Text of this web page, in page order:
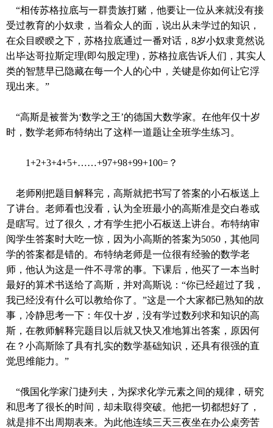
“相传苏格拉底与一群贵族打赌，他要让一位从来就没有接
受过教育的小奴隶，当着众人的面，说出从未学过的知识，
在众目睽睽之下，苏格拉底通过一番对话， 8岁小奴隶竟然说
出毕达哥拉斯定理(即勾股定理) ，苏格拉底告诉人们，其实人
类的智慧早已隐藏在每一个人的心中，关键是你如何让它浮
现出来。”
“高斯是被誉为‘数学之王’的德国大数学家。在他年仅十岁
时，数学老师布特纳出了这样一道题让全班学生练习。
1+2+3+4+5+……+97+98+99+100= ？
老师刚把题目解释完，高斯就把书写了答案的小石板送上
了讲台。老师看也没看，认为全班最小的高斯准是交白卷或
是瞎写。过了很久，才有学生把小石板送上讲台。布特纳审
阅学生答案时大吃一惊，因为小高斯的答案为5050 ，其他同
学的答案都是错的。布特纳老师是一位很有经验的数学老
师，他认为这是一件不寻常的事。下课后，他买了一本当时
最好的算术书送给了高斯，并对高斯说： “你已经超过了我，
我已经没有什么可以教给你了。 ”这是一个大家都已熟知的故
事，冷静思考一下：年仅十岁，没有学过数列求和知识的高
斯，在教师解释完题目以后就又快又准地算出答案，原因何
在？小高斯除了具有扎实的数学基础知识，还具有很强的直
觉思维能力。”
“俄国化学家门捷列夫，为探求化学元素之间的规律，研究
和思考了很长的时间，却未取得突破。他把一切都想好了，
就是排不出周期表来。为此他连续三天三夜坐在办公桌旁苦